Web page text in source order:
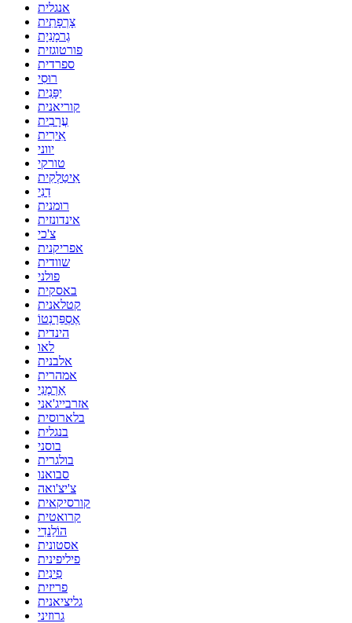
אנגלית
צָרְפָתִית
גֶרמָנִיָת
פורטוגזית
ספרדית
רוּסִי
יַפָּנִית
קוריאנית
עֲרָבִית
אִירִית
יווני
טורקי
אִיטַלְקִית
דַנִי
רומנית
אינדונזית
צ'כי
אפריקנית
שוודית
פולני
באסקית
קטלאנית
אֶסְפֵּרַנְטוֹ
הינדית
לאו
אלבנית
אמהרית
אַרְמֶנִי
אזרבייג'אני
בלארוסית
בנגלית
בוסני
בולגרית
סבואנו
צ'יצ'ואה
קורסיקאית
קרואטית
הוֹלַנדִי
אסטונית
פיליפינית
פִינִית
פריזית
גליציאנית
גרוזיני